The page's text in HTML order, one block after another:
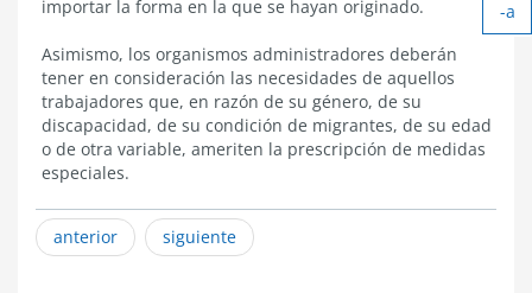
importar la forma en la que se hayan originado.
Asimismo, los organismos administradores deberán
tener en consideración las necesidades de aquellos
trabajadores que, en razón de su género, de su
discapacidad, de su condición de migrantes, de su edad
o de otra variable, ameriten la prescripción de medidas
especiales.
anterior siguiente
-a